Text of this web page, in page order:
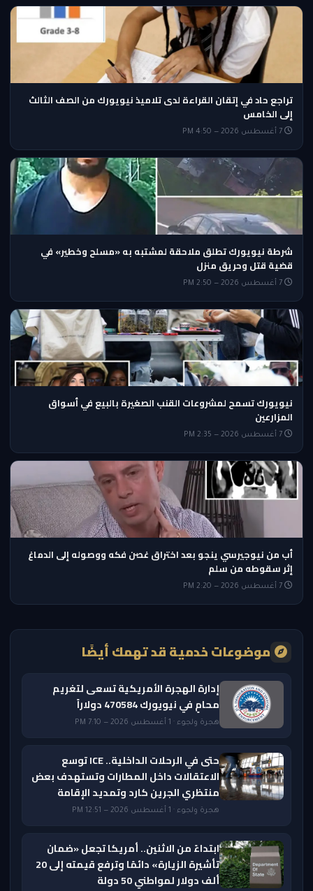
تراجع حاد في إتقان القراءة لدى تلاميذ نيويورك من الصف الثالث
إلى الخامس
شرطة نيويورك تطلق ملاحقة لمشتبه به «مسلح وخطير» في
قضية قتل وحريق منزل
نيويورك تسمح لمشروعات القنب الصغيرة بالبيع في أسواق
المزارعين
أب من نيوجيرسي ينجو بعد اختراق غصن فكه ووصوله إلى الدماغ
إثر سقوطه من سلم
موضوعات خدمية قد تهمك أيضًا
إدارة الهجرة الأمريكية تسعى لتغريم
محامٍ في نيويورك 470584 دولاراً
هجرة ولجوء · 1 أغسطس 2026 — 7:10 PM
حتى في الرحلات الداخلية.. ICE توسع
الاعتقالات داخل المطارات وتستهدف بعض
منتظري الجرين كارد وتمديد الإقامة
هجرة ولجوء · 1 أغسطس 2026 — 12:51 PM
ابتداءً من الاثنين.. أمريكا تجعل «ضمان
تأشيرة الزيارة» دائمًا وترفع قيمته إلى 20
ألف دولار لمواطني 50 دولة